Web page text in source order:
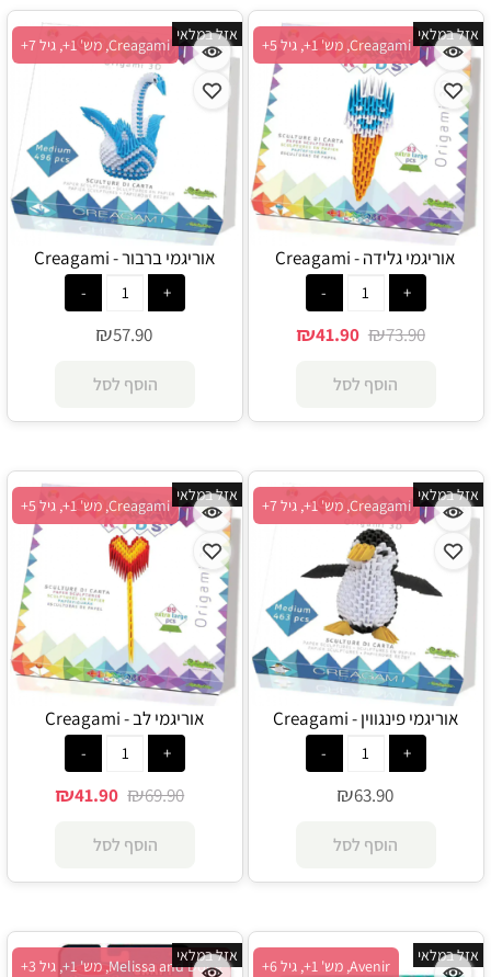
Creagami, מש' 1+, גיל 5+
אזל במלאי
אוריגמי גלידה - Creagami
₪73.90
₪41.90
הוסף לסל
Creagami, מש' 1+, גיל 7+
אזל במלאי
אוריגמי ברבור - Creagami
₪57.90
הוסף לסל
Creagami, מש' 1+, גיל 7+
אזל במלאי
אוריגמי פינגווין - Creagami
₪63.90
הוסף לסל
Creagami, מש' 1+, גיל 5+
אזל במלאי
אוריגמי לב - Creagami
₪69.90
₪41.90
הוסף לסל
Avenir, מש' 1+, גיל 6+
אזל במלאי
Melissa and Doug, מש' 1+, גיל 3+
אזל במלאי